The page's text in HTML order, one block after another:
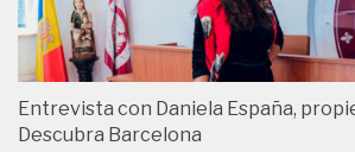
Entrevista con Daniela España,
Descubra Barcelona